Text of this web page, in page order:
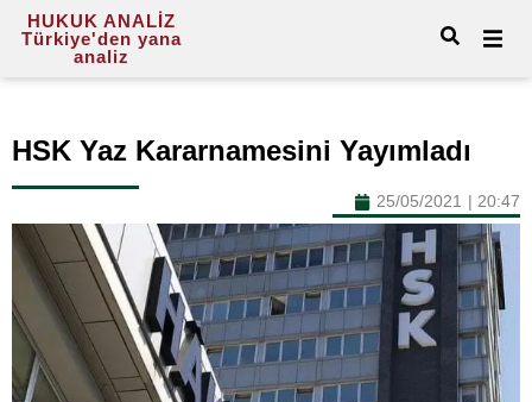
HUKUK ANALİZ
Türkiye'den yana
analiz
HSK Yaz Kararnamesini Yayımladı
25/05/2021 | 20:47